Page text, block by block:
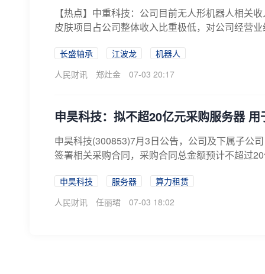
【热点】中重科技：公司目前无人形机器人相关
皮肤项目占公司整体收入比重极低，对公司经营
长盛轴承 江波龙
机器人
人民财讯
郑灶金 07-03 20:17
申昊科技：拟不超20亿元采购服务器
申昊科技(300853)7月3日公告，公司及下属子公
签署相关采购合同，采购合同总金额预计不超过
申昊科技 服务器
算力租赁
人民财讯
任丽珺 07-03 18:02